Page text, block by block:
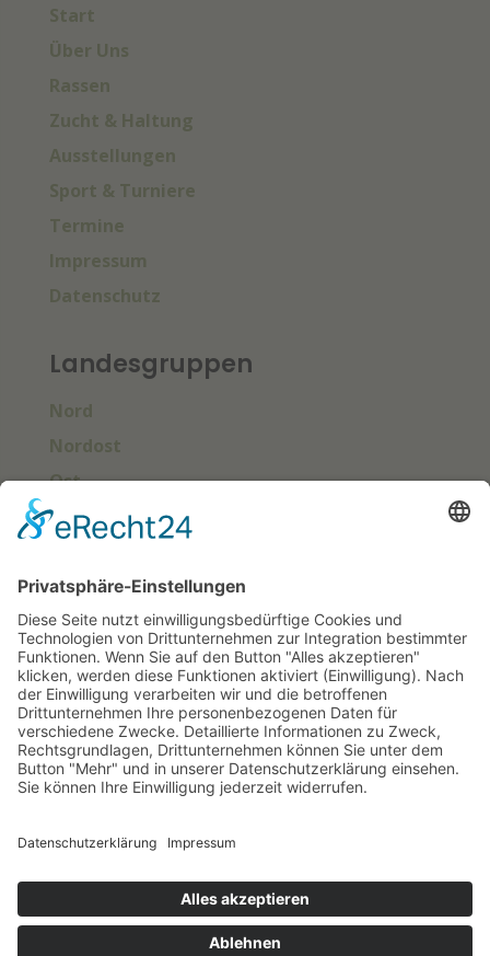
Start
Über Uns
Rassen
Zucht & Haltung
Ausstellungen
Sport & Turniere
Termine
Impressum
Datenschutz
Landesgruppen
Nord
Nordost
Ost
Süd
West
Deutscher Klub für Belgische Schäferhunde
e. V.
Grüntenstraße 30